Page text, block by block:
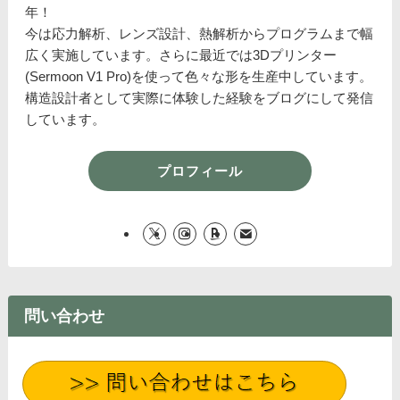
年！
今は応力解析、レンズ設計、熱解析からプログラムまで幅
広く実施しています。さらに最近では3Dプリンター
(Sermoon V1 Pro)を使って色々な形を生産中しています。
構造設計者として実際に体験した経験をブログにして発信
しています。
プロフィール
問い合わせ